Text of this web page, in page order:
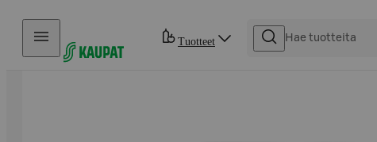
Hyppää sisältöön
Tuotteet